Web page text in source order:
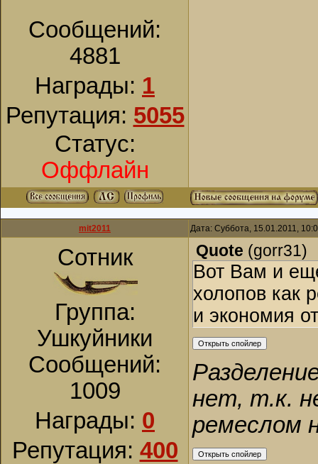
Сообщений:
4881
Награды: 1
Репутация: 5055
Статус:
Оффлайн
mit2011 Дата: Суббота, 15.01.2011,
Сотник
Группа:
Ушкуйники
Сообщений:
1009
Награды: 0
Репутация: 400
Quote (gorr31)
Вот Вам и
холопов как
и экономия
нет, т.к.
ремеслом